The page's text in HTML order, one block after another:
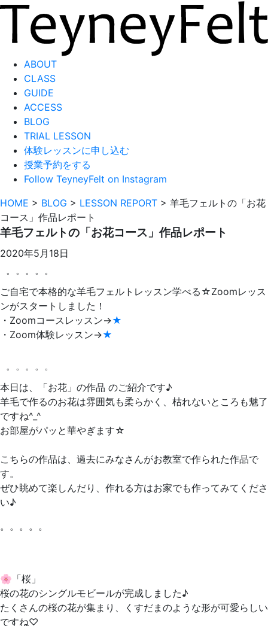
ABOUT
CLASS
GUIDE
ACCESS
BLOG
TRIAL LESSON
体験レッスンに申し込む
授業予約をする
Follow TeyneyFelt on Instagram
HOME > BLOG > LESSON REPORT > 羊毛フェルトの「お花
コース」作品レポート
羊毛フェルトの「お花コース」作品レポート
2020年5月18日
゜゜゜゜゜
ご自宅で本格的な羊毛フェルトレッスン学べる☆Zoomレッス
ンがスタートしました！
・Zoomコースレッスン→★
・Zoom体験レッスン→★
゜゜゜゜゜
本日は、「お花」の作品 のご紹介です♪
羊毛で作るのお花は雰囲気も柔らかく、枯れないところも魅了
ですね^_^
お部屋がパッと華やぎます☆
こちらの作品は、過去にみなさんがお教室で作られた作品で
す。
ぜひ眺めて楽しんだり、作れる方はお家でも作ってみてくださ
い♪
。。。。。
🌸「桜」
桜の花のシングルモビールが完成しました♪
たくさんの桜の花が集まり、くすだまのような形が可愛らしい
ですね♡